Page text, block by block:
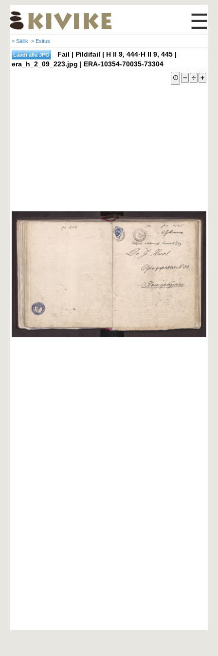
☰
> Säilik > Esitus
Fail | Pildifail | H II 9, 444·H II 9, 445 |
era_h_2_09_223.jpg | ERA-10354-70035-73304